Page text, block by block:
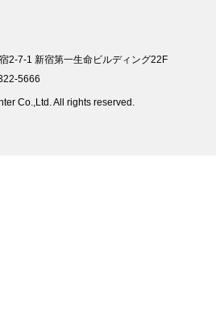
2-7-1 新宿第一生命ビルディング22F
5666
Co.,Ltd. All rights reserved.